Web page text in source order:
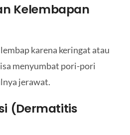
Kelembapan
karena keringat atau
menyumbat pori-pori
jerawat.
(Dermatitis